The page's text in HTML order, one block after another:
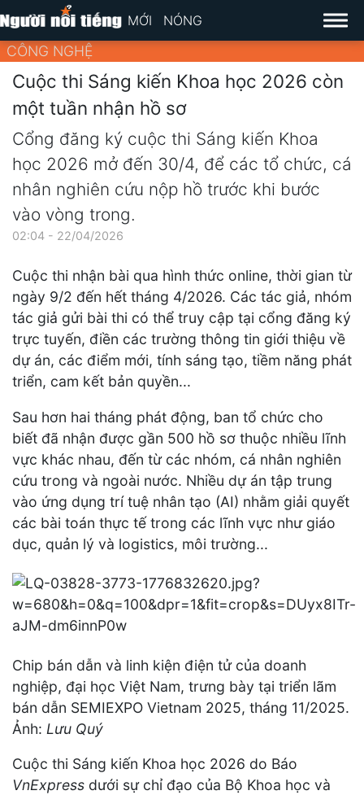
MỚI NÓNG
CÔNG NGHỆ
Cuộc thi Sáng kiến Khoa học 2026 còn
một tuần nhận hồ sơ
Cổng đăng ký cuộc thi Sáng kiến Khoa
học 2026 mở đến 30/4, để các tổ chức, cá
nhân nghiên cứu nộp hồ trước khi bước
vào vòng trong.
02:04 - 22/04/2026
Cuộc thi nhận bài qua hình thức online, thời gian từ
ngày 9/2 đến hết tháng 4/2026. Các tác giả, nhóm
tác giả gửi bài thi có thể truy cập tại cổng đăng ký
trực tuyến, điền các trường thông tin giới thiệu về
dự án, các điểm mới, tính sáng tạo, tiềm năng phát
triển, cam kết bản quyền...
Sau hơn hai tháng phát động, ban tổ chức cho
biết đã nhận được gần 500 hồ sơ thuộc nhiều lĩnh
vực khác nhau, đến từ các nhóm, cá nhân nghiên
cứu trong và ngoài nước. Nhiều dự án tập trung
vào ứng dụng trí tuệ nhân tạo (AI) nhằm giải quyết
các bài toán thực tế trong các lĩnh vực như giáo
dục, quản lý và logistics, môi trường...
Chip bán dẫn và linh kiện điện tử của doanh
nghiệp, đại học Việt Nam, trưng bày tại triển lãm
bán dẫn SEMIEXPO Vietnam 2025, tháng 11/2025.
Ảnh: Lưu Quý
Cuộc thi Sáng kiến Khoa học 2026 do Báo
VnExpress dưới sự chỉ đạo của Bộ Khoa học và